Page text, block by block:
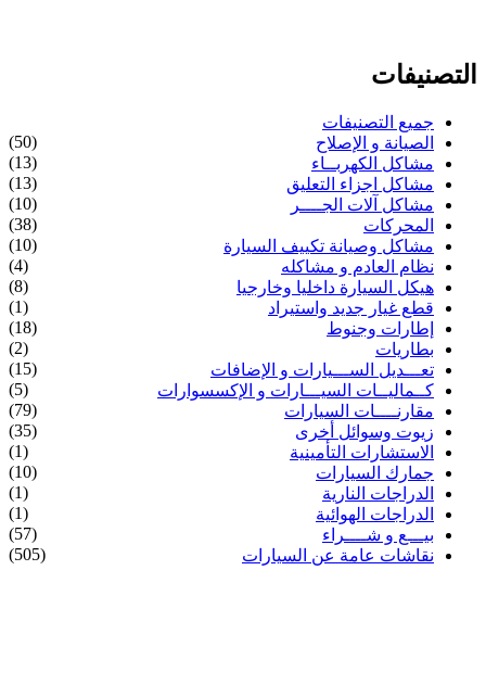
التصنيفات
جميع التصنيفات
الصيانة و الإصلاح
(50)
مشاكل الكهربــاء
(13)
مشاكل اجزاء التعليق
(13)
مشاكل آلات الجــــر
(10)
المحركات
(38)
مشاكل وصيانة تكييف السيارة
(10)
نظام العادم و مشاكله
(4)
هيكل السيارة داخليا وخارجيا
(8)
قطع غيار جديد واستيراد
(1)
إطارات وجنوط
(18)
بطاريات
(2)
تعـــديل الســـيارات و الإضافات
(15)
كــماليــات السيـــارات و الإكسسوارات
(5)
مقارنــــات السيارات
(79)
زيوت وسوائل أخرى
(35)
الاستشارات التأمينية
(1)
جمارك السيارات
(10)
الدراجات النارية
(1)
الدراجات الهوائية
(1)
بيـــع و شــــراء
(57)
نقاشات عامة عن السيارات
(505)